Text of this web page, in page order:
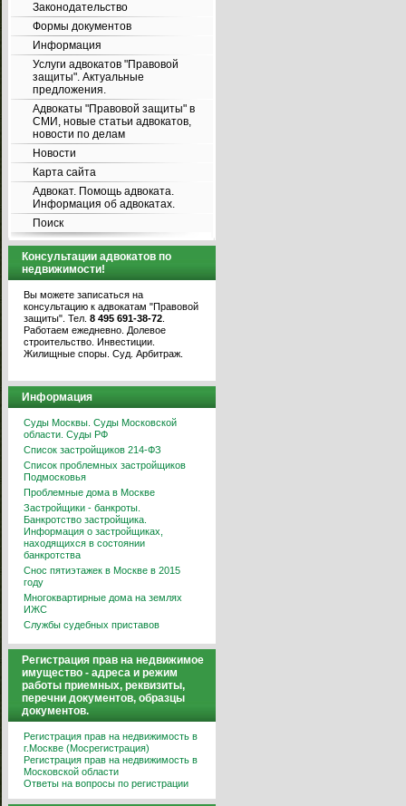
Законодательство
Формы документов
Информация
Услуги адвокатов "Правовой
защиты". Актуальные
предложения.
Адвокаты "Правовой защиты" в
СМИ, новые статьи адвокатов,
новости по делам
Новости
Карта сайта
Адвокат. Помощь адвоката.
Информация об адвокатах.
Поиск
Консультации адвокатов по
недвижимости!
Вы можете записаться на
консультацию к адвокатам "Правовой
защиты". Тел. 8 495 691-38-72
Работаем ежедневно. Долевое
строительство. Инвестиции.
Жилищные споры. Суд. Арбитраж.
Информация
Суды Москвы. Суды Московской
области. Суды РФ
Список застройщиков 214-ФЗ
Список проблемных застройщиков
Подмосковья
Проблемные дома в Москве
Застройщики - банкроты.
Банкротство застройщика.
Информация о застройщиках,
находящихся в состоянии
банкротства
Снос пятиэтажек в Москве в 2015
году
Многоквартирные дома на землях
ИЖС
Службы судебных приставов
Регистрация прав на недвижимое
имущество - адреса и режим
работы приемных, реквизиты,
перечни документов, образцы
документов.
Регистрация прав на недвижимость в
г.Москве (Мосрегистрация)
Регистрация прав на недвижимость в
Московской области
Ответы на вопросы по регистрации